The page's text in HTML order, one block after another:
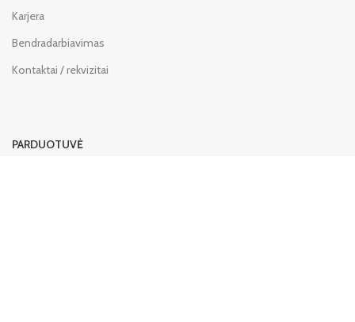
Karjera
Bendradarbiavimas
Kontaktai / rekvizitai
PARDUOTUVĖ